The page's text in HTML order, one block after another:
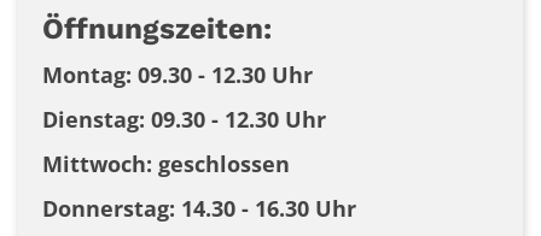
Öffnungszeiten:
Montag: 09.30 - 12.30 Uhr
Dienstag: 09.30 - 12.30 Uhr
Mittwoch: geschlossen
Donnerstag: 14.30 - 16.30 Uhr